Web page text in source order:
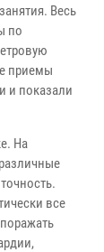
Весь
по
приемы
и показали
На
все